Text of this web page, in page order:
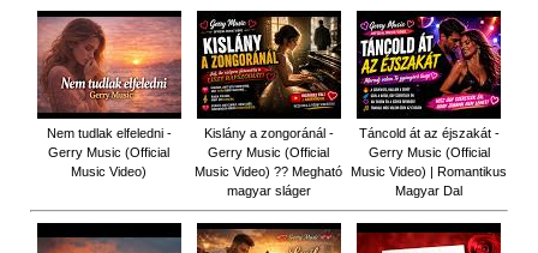
Nem tudlak elfeledni -
Gerry Music (Official
Music Video)
Kislány a zongoránál -
Gerry Music (Official
Music Video) ?? Megható
magyar sláger
Táncold át az éjszakát -
Gerry Music (Official
Music Video) | Romantikus
Magyar Dal